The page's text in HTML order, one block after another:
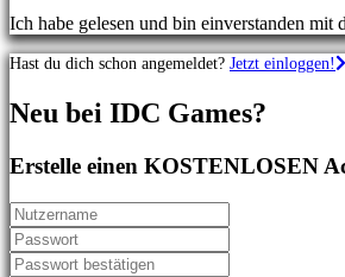
Rennspiele
Gelegenheitsspiele
Indie
Simulationsspiele
Kampfspiele
Gemeinschaft
Ich habe gelesen und bin einverstanden mit
Hast du dich schon angemeldet? Jetzt einloggen!
Neu bei IDC Games?
Erstelle einen KOSTENLOSEN